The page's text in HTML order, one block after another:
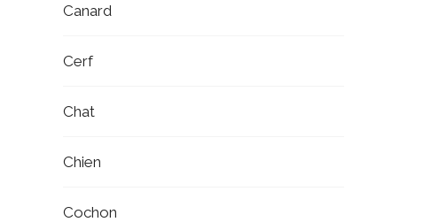
Canard
Cerf
Chat
Chien
Cochon